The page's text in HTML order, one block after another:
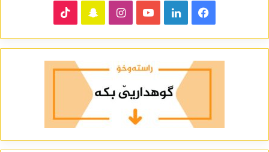
Facebook
LinkedIn
YouTube
Instagram
Snapchat